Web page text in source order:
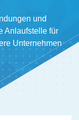
und
Anlaufstelle für
Unternehmen